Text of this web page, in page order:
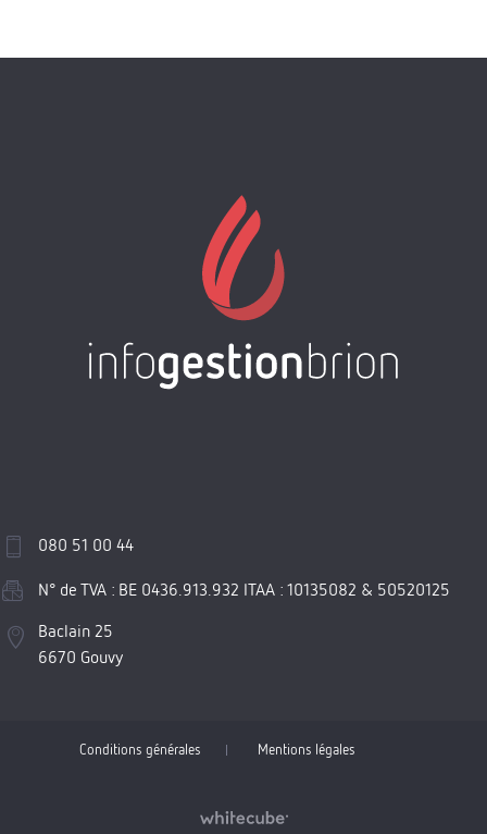
080 51 00 44
N° de TVA : BE 0436.913.932 ITAA : 10135082 & 50520125
Baclain 25
6670 Gouvy
Conditions générales Mentions légales